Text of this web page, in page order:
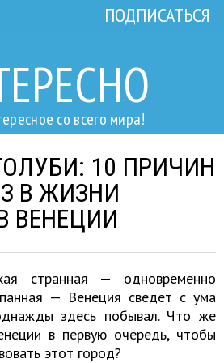
со всего мира!
ПОДПИСАТЬСЯ
10 ПРИЧИН
В ЖИЗНИ
ВЕНЕЦИИ
странная — одновременно
— Венеция сведет с ума
здесь побывал. Что же
в первую очередь, чтобы
этот город?